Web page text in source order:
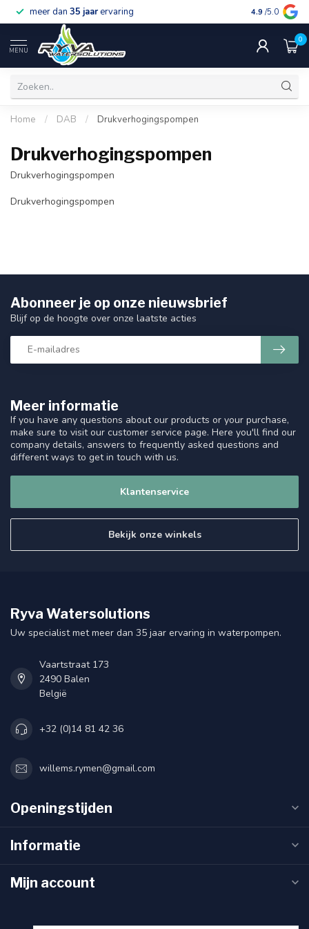
meer dan 35 jaarervaring gratis
4.9 /5.0
MENU
0
Home / DAB / Drukverhogingspompen
Drukverhogingspompen
Drukverhogingspompen
Drukverhogingspompen
Meer informatie
If you have any questions about our products or your purchase,
make sure to visit our customer service page. Here you'll find our
company details, answers to frequently asked questions and
different ways to get in touch with us.
Klantenservice
Bekijk onze winkels
Abonneer je op onze nieuwsbrief
Blijf op de hoogte over onze laatste acties
Ryva Watersolutions
Uw specialist met meer dan 35 jaar ervaring in waterpompen.
Vaartstraat 173
2490 Balen
België
+32 (0)14 81 42 36
willems.rymen@gmail.com
Openingstijden
Informatie
Mijn account